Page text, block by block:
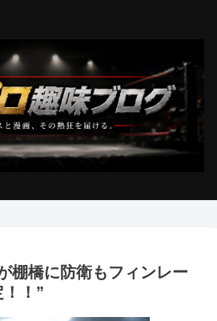
棚橋に防衛もフィンレー
！”